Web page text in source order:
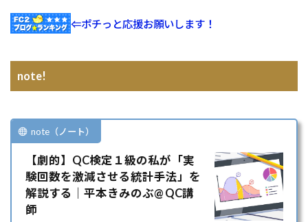
⇐ポチっと応援お願いします！
note!
note（ノート）
【劇的】QC検定１級の私が「実
験回数を激減させる統計手法」を
解説する｜平本きみのぶ@ QC講
師